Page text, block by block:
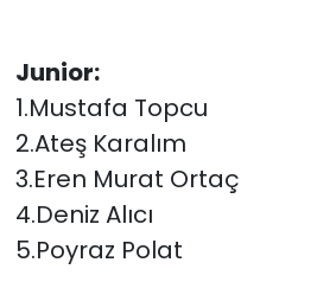
Junior:
1.Mustafa Topcu
2.Ateş Karalım
3.Eren Murat Ortaç
4.Deniz Alıcı
5.Poyraz Polat